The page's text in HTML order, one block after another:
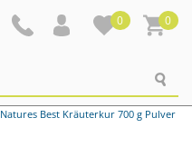
0 0
Natures Best Kräuterkur 700 g Pulver